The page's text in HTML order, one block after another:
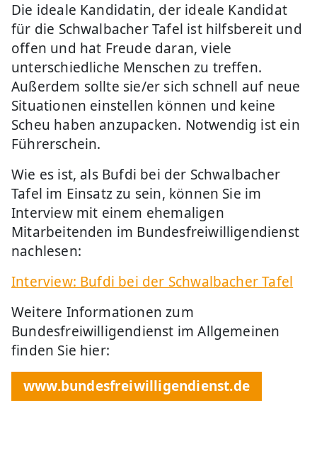
Die ideale Kandidatin, der ideale Kandidat
für die Schwalbacher Tafel ist hilfsbereit und
offen und hat Freude daran, viele
unterschiedliche Menschen zu treffen.
Außerdem sollte sie/er sich schnell auf neue
Situationen einstellen können und keine
Scheu haben anzupacken. Notwendig ist ein
Führerschein.
Wie es ist, als Bufdi bei der Schwalbacher
Tafel im Einsatz zu sein, können Sie im
Interview mit einem ehemaligen
Mitarbeitenden im Bundesfreiwilligendienst
nachlesen:
Interview: Bufdi bei der Schwalbacher Tafel
Weitere Informationen zum
Bundesfreiwilligendienst im Allgemeinen
finden Sie hier:
www.bundesfreiwilligendienst.de